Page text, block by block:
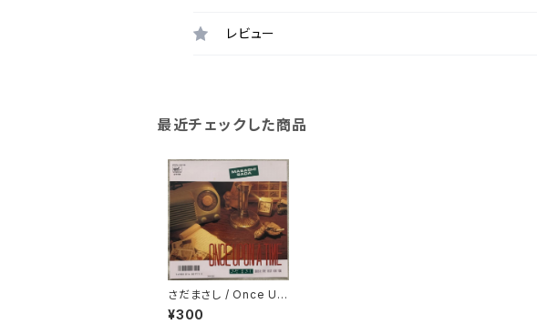
レビュー
最近チェックした商品
さだまさし / Once Up
on a Time
¥300